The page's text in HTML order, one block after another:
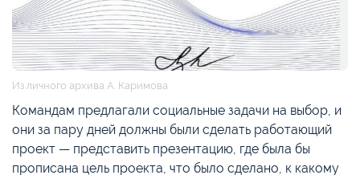
Из личного архива А. Каримова
Командам предлагали социальные задачи на выбор, и
они за пару дней должны были сделать работающий
проект — представить презентацию, где была бы
прописана цель проекта, что было сделано, к какому